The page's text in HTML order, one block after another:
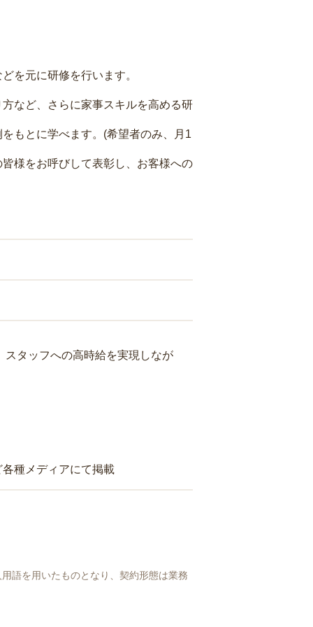
を元に研修を行います。
など、さらに家事スキルを高める研
もとに学べます。(希望者のみ、月1
様をお呼びして表彰し、お客様への
タッフへの高時給を実現しなが
種メディアにて掲載
語を用いたものとなり、契約形態は業務